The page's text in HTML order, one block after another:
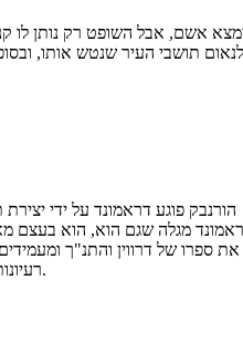
אשם, אבל השופט רק נותן לו
תושבי העיר שנטש אותו,
הורנבק פוגע דראמונד על ידי
מגלה שגם הוא, הוא בעצם
ספרו של דרווין והתנ"ך
רעיונות הפוצע יוכל להתקיים אחרי הכל.